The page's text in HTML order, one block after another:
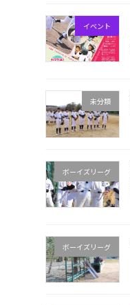
イベント
未分類
ボーイズリーグ
ボーイズリーグ